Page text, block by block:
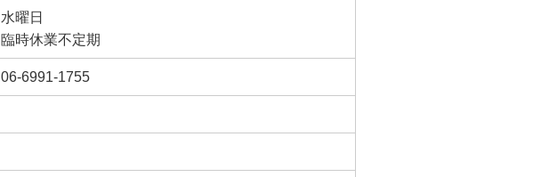
水曜日
臨時休業不定期
06-6991-1755